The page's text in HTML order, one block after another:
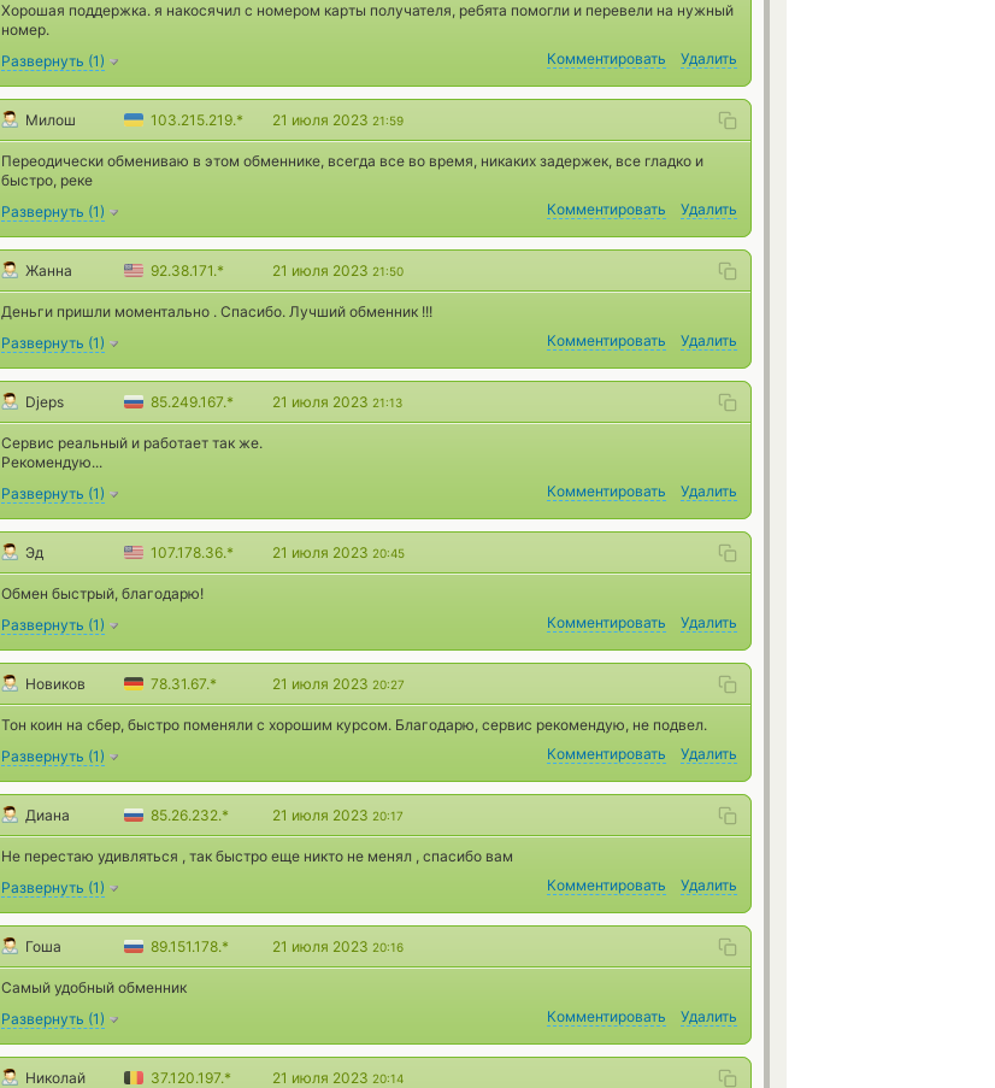
Хорошая поддержка. я накосячил с номером карты получателя, ребята помогли и перевели на нужный
номер.
Развернуть (1) Комментировать Удалить
Милош 103.215.219.* 21 июля 2023 21:59
Переодически обмениваю в этом обменнике, всегда все во время, никаких задержек, все гладко и
быстро, реке
Развернуть (1) Комментировать Удалить
Жанна 92.38.171.* 21 июля 2023 21:50
Деньги пришли моментально . Спасибо. Лучший обменник !!!
Развернуть (1) Комментировать Удалить
Djeps 85.249.167.* 21 июля 2023 21:13
Сервис реальный и работает так же.
Рекомендую...
Развернуть (1) Комментировать Удалить
Эд 107.178.36.* 21 июля 2023 20:45
Обмен быстрый, благодарю!
Развернуть (1) Комментировать Удалить
Новиков 78.31.67.* 21 июля 2023 20:27
Тон коин на сбер, быстро поменяли с хорошим курсом. Благодарю, сервис рекомендую, не подвел.
Развернуть (1) Комментировать Удалить
Диана 85.26.232.* 21 июля 2023 20:17
Не перестаю удивляться , так быстро еще никто не менял , спасибо вам
Развернуть (1) Комментировать Удалить
Гоша 89.151.178.* 21 июля 2023 20:16
Самый удобный обменник
Развернуть (1) Комментировать Удалить
Николай 37.120.197.* 21 июля 2023 20:14